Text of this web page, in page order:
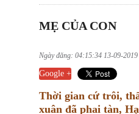
MẸ CỦA CON
Ngày đăng: 04:15:34 13-09-
Google +
Thời gian cứ trôi,
xuân đã phai tàn,